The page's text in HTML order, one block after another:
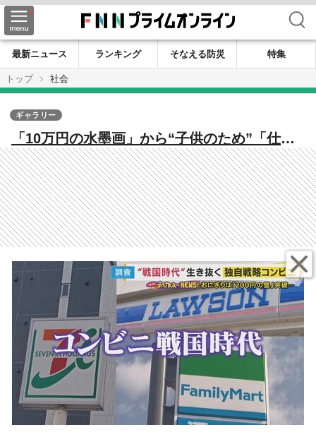
検索
最新ニュース ランキング そなえる防災
特集
トップ
社会
「10万円の水墨画」から“子供のため”「仕入
れは12円・売値は10円の飴」まで”独自すぎる
店”駅ナカで「産地直送ダイコン97円・ワケア
リトマト8個322円」の店も “戦国時代”勝ち
抜く独自進化コンビニ
ギャラリー